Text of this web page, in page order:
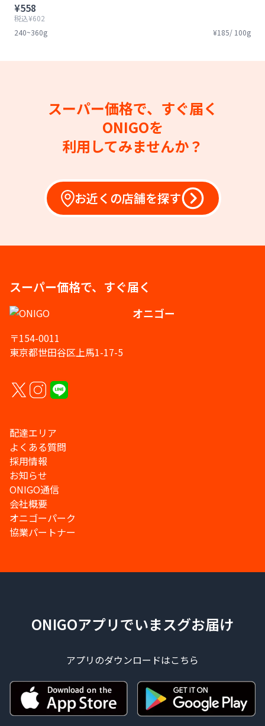
¥558
税込¥602
240~360g
¥185/ 100g
スーパー価格で、すぐ届く
ONIGOを
利用してみませんか？
お近くの店舗を探す
スーパー価格で、すぐ届く
オニゴー
〒154-0011
東京都世田谷区上馬1-17-5
配達エリア
よくある質問
採用情報
お知らせ
ONIGO通信
会社概要
オニゴーパーク
協業パートナー
ONIGOアプリでいまスグお届け
アプリのダウンロードはこちら